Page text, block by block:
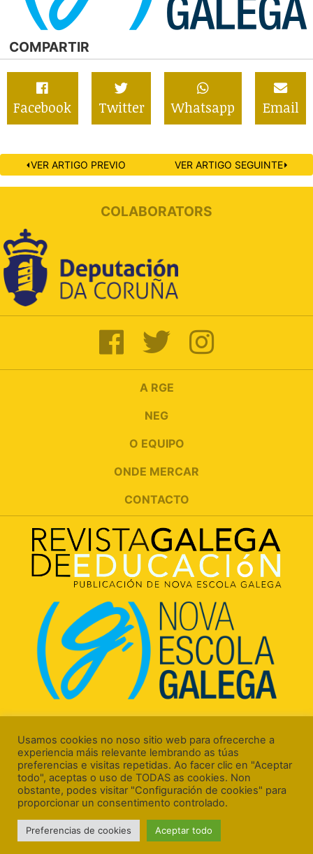
COMPARTIR
Facebook Twitter Whatsapp Email
⏴VER ARTIGO PREVIO VER ARTIGO SEGUINTE⏵
COLABORATORS
A RGE
NEG
O EQUIPO
ONDE MERCAR
CONTACTO
15706 Santiago de Compostela (A Coruña)
Aviso Legal
Usamos cookies no noso sitio web para ofrecerche a
experiencia máis relevante lembrando as túas
preferencias e visitas repetidas. Ao facer clic en "Aceptar
todo", aceptas o uso de TODAS as cookies. Non
obstante, podes visitar "Configuración de cookies" para
proporcionar un consentimento controlado.
Preferencias de cookies Aceptar todo